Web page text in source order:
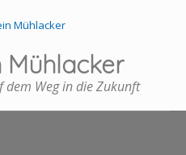
Mühlacker
dem Weg in die Zukunft